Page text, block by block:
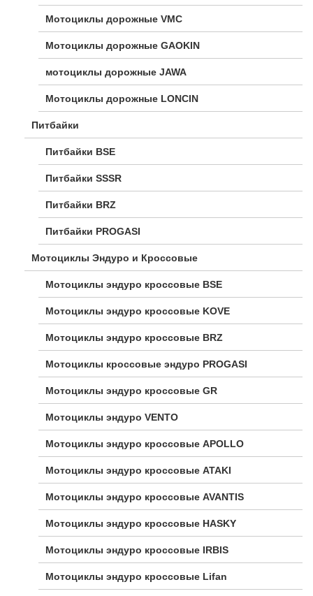
Мотоциклы дорожные VMC
Мотоциклы дорожные GAOKIN
мотоциклы дорожные JAWA
Мотоциклы дорожные LONCIN
Питбайки
Питбайки BSE
Питбайки SSSR
Питбайки BRZ
Питбайки PROGASI
Мотоциклы Эндуро и Кроссовые
Мотоциклы эндуро кроссовые BSE
Мотоциклы эндуро кроссовые KOVE
Мотоциклы эндуро кроссовые BRZ
Мотоциклы кроссовые эндуро PROGASI
Мотоциклы эндуро кроссовые GR
Мотоциклы эндуро VENTO
Мотоциклы эндуро кроссовые APOLLO
Мотоциклы эндуро кроссовые ATAKI
Мотоциклы эндуро кроссовые AVANTIS
Мотоциклы эндуро кроссовые HASKY
Мотоциклы эндуро кроссовые IRBIS
Мотоциклы эндуро кроссовые Lifan